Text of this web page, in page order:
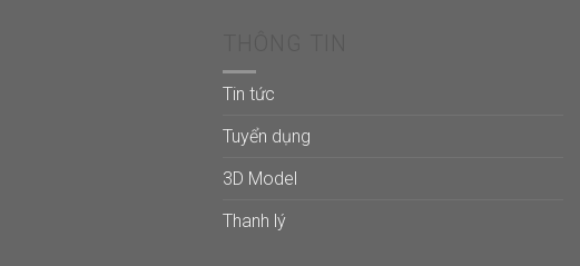
Tin tức
Tuyển dụng
3D Model
Thanh lý